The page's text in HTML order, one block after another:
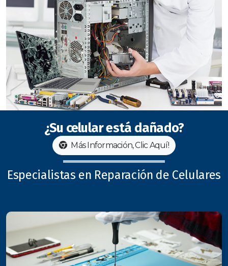
¿Su celular está dañado?
Más Información, Clic Aquí!
Especialistas en Reparación de Celulares